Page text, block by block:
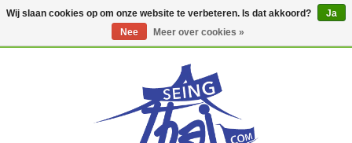
Wij slaan cookies op om onze website te verbeteren. Is dat akkoord?
Ja
Nee
Meer over cookies »